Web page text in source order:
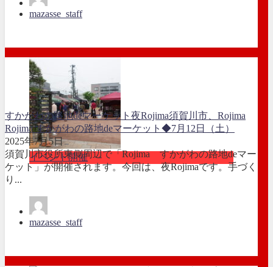
mazasse_staff
イベント開催
すかがわの路地deマーケット 夜Rojima須賀川市、Rojima
Rojima すかがわの路地deマーケット◆7月12日（土）
2025年7月5日
須賀川市役所東側周辺で「Rojima すかがわの路地deマー
ケット」が開催されます。今回は、夜Rojimaです。手づく
り...
mazasse_staff